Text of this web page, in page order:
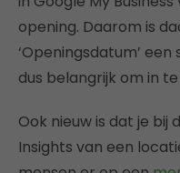
opening. Daarom is
‘Openingsdatum’
dus belangrijk om in
Ook nieuw is dat je bij
Insights van een